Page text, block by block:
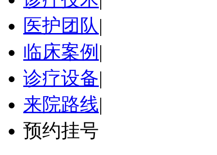
医护团队|
临床案例 |
诊疗设备|
来院路线|
预约挂号